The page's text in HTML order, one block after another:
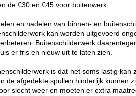
de €30 en €45 voor buitenwerk.
en nadelen van binnen- en
kan worden uitgevoerd
Buitenschilderwerk
er fris en nieuw uit te laten zien.
is dat het soms lastig
de afgedekte spullen hinderlijk kunnen
slecht weer en moeten er extra